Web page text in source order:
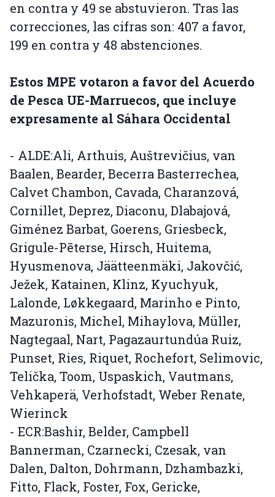
en contra y 49 se abstuvieron. Tras las
correcciones, las cifras son: 407 a favor,
199 en contra y 48 abstenciones.
Estos MPE votaron a favor del Acuerdo
de Pesca UE-Marruecos, que incluye
expresamente al Sáhara Occidental
- ALDE:Ali, Arthuis, Auštrevičius, van
Baalen, Bearder, Becerra Basterrechea,
Calvet Chambon, Cavada, Charanzová,
Cornillet, Deprez, Diaconu, Dlabajová,
Giménez Barbat, Goerens, Griesbeck,
Grigule-Pēterse, Hirsch, Huitema,
Hyusmenova, Jäätteenmäki, Jakovčić,
Ježek, Katainen, Klinz, Kyuchyuk,
Lalonde, Løkkegaard, Marinho e Pinto,
Mazuronis, Michel, Mihaylova, Müller,
Nagtegaal, Nart, Pagazaurtundúa Ruiz,
Punset, Ries, Riquet, Rochefort, Selimovic,
Telička, Toom, Uspaskich, Vautmans,
Vehkaperä, Verhofstadt, Weber Renate,
Wierinck
- ECR:Bashir, Belder, Campbell
Bannerman, Czarnecki, Czesak, van
Dalen, Dalton, Dohrmann, Dzhambazki,
Fitto, Flack, Foster, Fox, Gericke,